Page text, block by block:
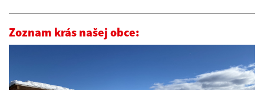
Zoznam krás našej obce: